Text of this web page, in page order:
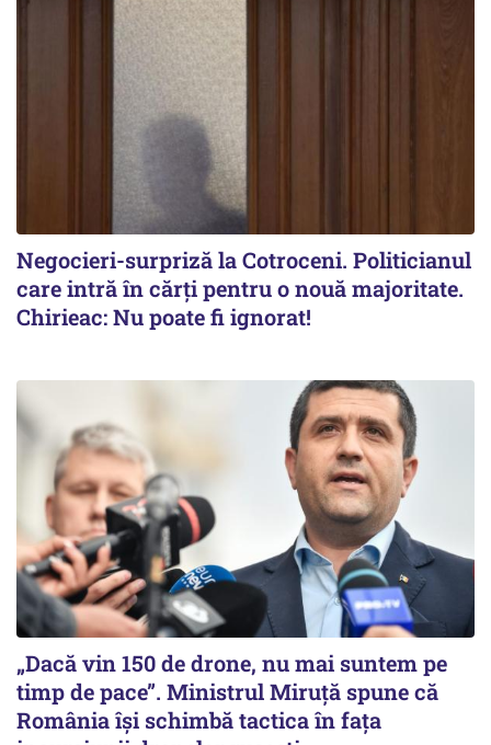
Negocieri-surpriză la Cotroceni. Politicianul
care intră în cărți pentru o nouă majoritate.
Chirieac: Nu poate fi ignorat!
„Dacă vin 150 de drone, nu mai suntem pe
timp de pace”. Ministrul Miruţă spune că
România își schimbă tactica în fața